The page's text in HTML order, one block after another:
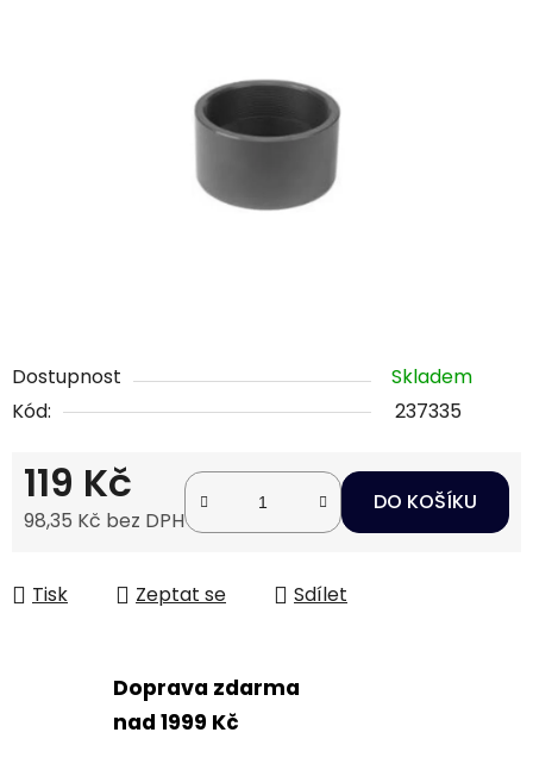
Dostupnost
Skladem
Kód:
237335
119 Kč
98,35 Kč bez DPH
DO KOŠÍKU
Tisk Zeptat se Sdílet
Doprava zdarma
nad 1999 Kč